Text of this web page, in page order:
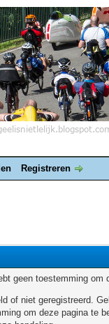
Registreren
geen toestemming
of niet geregistreerd.
om deze pagina te